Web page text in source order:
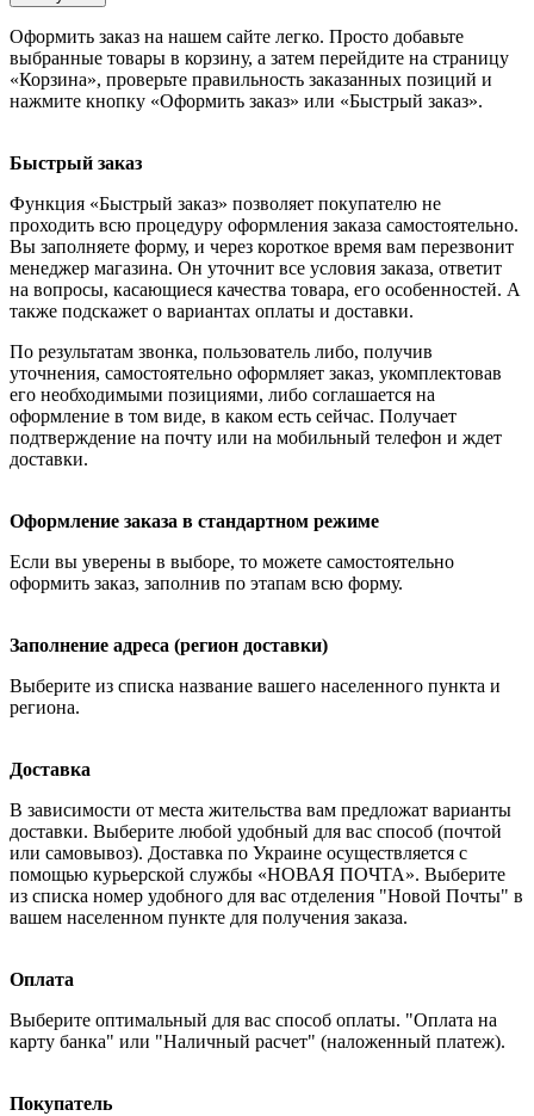
Оформить заказ на нашем сайте легко. Просто добавьте
выбранные товары в корзину, а затем перейдите на страницу
«Корзина», проверьте правильность заказанных позиций и
нажмите кнопку «Оформить заказ» или «Быстрый заказ».
Быстрый заказ
Функция «Быстрый заказ» позволяет покупателю не
проходить всю процедуру оформления заказа самостоятельно.
Вы заполняете форму, и через короткое время вам перезвонит
менеджер магазина. Он уточнит все условия заказа, ответит
на вопросы, касающиеся качества товара, его особенностей. А
также подскажет о вариантах оплаты и доставки.
По результатам звонка, пользователь либо, получив
уточнения, самостоятельно оформляет заказ, укомплектовав
его необходимыми позициями, либо соглашается на
оформление в том виде, в каком есть сейчас. Получает
подтверждение на почту или на мобильный телефон и ждет
доставки.
Оформление заказа в стандартном режиме
Если вы уверены в выборе, то можете самостоятельно
оформить заказ, заполнив по этапам всю форму.
Заполнение адреса (регион доставки)
Выберите из списка название вашего населенного пункта и
региона.
Доставка
В зависимости от места жительства вам предложат варианты
доставки. Выберите любой удобный для вас способ (почтой
или самовывоз). Доставка по Украине осуществляется с
помощью курьерской службы «НОВАЯ ПОЧТА». Выберите
из списка номер удобного для вас отделения "Новой Почты" в
вашем населенном пункте для получения заказа.
Оплата
Выберите оптимальный для вас способ оплаты. "Оплата на
карту банка" или "Наличный расчет" (наложенный платеж).
Покупатель